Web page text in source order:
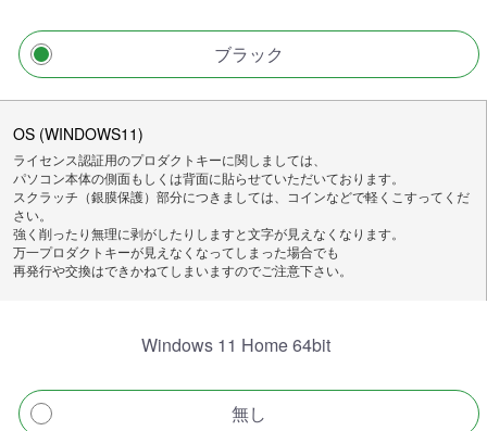
ブラック
OS (WINDOWS11)
ライセンス認証用のプロダクトキーに関しましては、
パソコン本体の側面もしくは背面に貼らせていただいております。
スクラッチ（銀膜保護）部分につきましては、コインなどで軽くこすってくだ
さい。
強く削ったり無理に剥がしたりしますと文字が見えなくなります。
万一プロダクトキーが見えなくなってしまった場合でも
再発行や交換はできかねてしまいますのでご注意下さい。
Windows 11 Home 64bit
無し